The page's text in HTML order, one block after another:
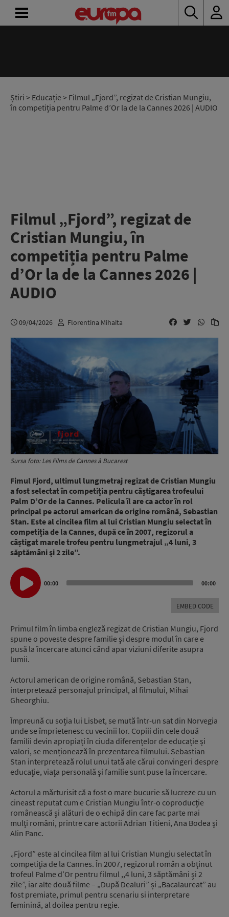
Știri > Educație> Filmul „Fjord”, regizat de Cristian Mungiu,
în competiția pentru Palme d’Or la de la Cannes 2026 | AUDIO
Filmul „Fjord”, regizat de
Cristian Mungiu, în
competiția pentru Palme
d’Or la de la Cannes 2026 |
AUDIO
09/04/2026 Florentina Mihaita
Sursa foto: Les Films de Cannes à Bucarest
Fimul Fjord, ultimul lungmetraj regizat de Cristian Mungiu
a fost selectat în competiția pentru câștigarea trofeului
Palm D’Or de la Cannes. Pelicula îl are ca actor în rol
principal pe actorul american de origine română, Sebastian
Stan. Este al cincilea film al lui Cristian Mungiu selectat în
competiția de la Cannes, după ce în 2007, regizorul a
câștigat marele trofeu pentru lungmetrajul „4 luni, 3
săptămâni şi 2 zile”.
Audio
Player
00:00 00:00
EMBED CODE
Primul film în limba engleză regizat de Cristian Mungiu, Fjord
spune o poveste despre familie și despre modul în care e
pusă la încercare atunci când apar viziuni diferite asupra
lumii.
Actorul american de origine română, Sebastian Stan,
interpretează personajul principal, al filmului, Mihai
Gheorghiu.
Împreună cu soția lui Lisbet, se mută într-un sat din Norvegia
unde se împrietenesc cu vecinii lor. Copiii din cele două
familii devin apropiați în ciuda diferențelor de educație și
valori, se menționează în prezentarea filmului. Sebastian
Stan interpretează rolul unui tată ale cărui convingeri despre
educație, viața personală și familie sunt puse la încercare.
Actorul a mărturisit că a fost o mare bucurie să lucreze cu un
cineast reputat cum e Cristian Mungiu într-o coproducție
românească și alături de o echipă din care fac parte mai
mulți români, printre care actorii Adrian Titieni, Ana Bodea și
Alin Panc.
„Fjord” este al cincilea film al lui Cristian Mungiu selectat în
competiția de la Cannes. În 2007, regizorul român a obținut
trofeul Palme d’Or pentru filmul ,,4 luni, 3 săptămâni şi 2
zile”, iar alte două filme – „După Dealuri” și „Bacalaureat” au
fost premiate, primul pentru scenariu si interpretare
feminină, al doilea pentru regie.
RADIO